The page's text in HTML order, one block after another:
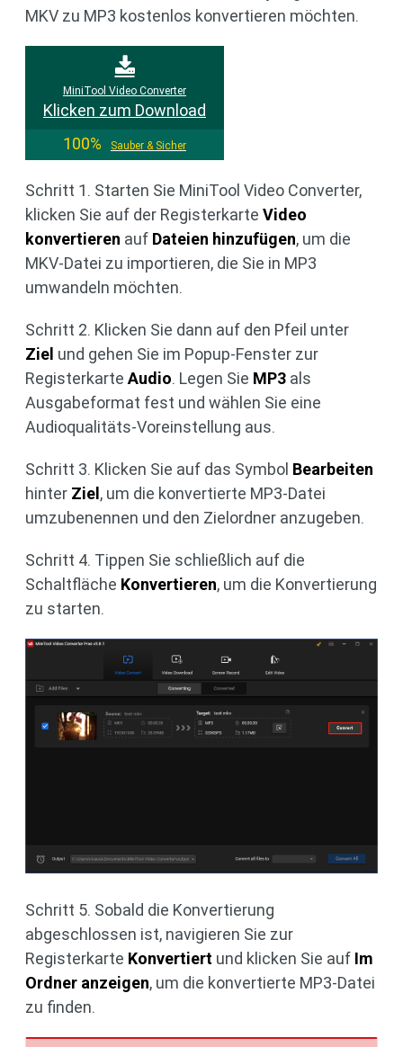
MKV zu MP3 kostenlos konvertieren möchten.
MiniTool Video Converter
Klicken zum Download
100%
Sauber & Sicher
Schritt 1. Starten Sie MiniTool Video Converter,
klicken Sie auf der Registerkarte Video
konvertieren auf Dateien hinzufügen, um die
MKV-Datei zu importieren, die Sie in MP3
umwandeln möchten.
Schritt 2. Klicken Sie dann auf den Pfeil unter
Ziel und gehen Sie im Popup-Fenster zur
Registerkarte Audio. Legen Sie MP3 als
Ausgabeformat fest und wählen Sie eine
Audioqualitäts-Voreinstellung aus.
Schritt 3. Klicken Sie auf das Symbol Bearbeiten
hinter Ziel , um die konvertierte MP3-Datei
umzubenennen und den Zielordner anzugeben.
Schritt 4. Tippen Sie schließlich auf die
Schaltfläche Konvertieren, um die Konvertierung
zu starten.
Schritt 5. Sobald die Konvertierung
abgeschlossen ist, navigieren Sie zur
Registerkarte Konvertiert und klicken Sie auf Im
Ordner anzeigen, um die konvertierte MP3-Datei
zu finden.